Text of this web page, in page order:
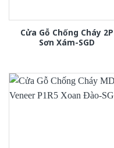
Cửa Gỗ Chống Cháy 2P
Sơn Xám-SGD